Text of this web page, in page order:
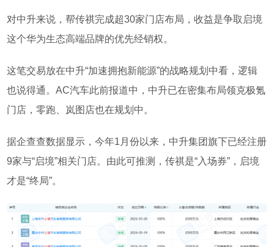
对中升来说，帮传祺完成超30家门店布局，收益是争取启境
这个华为生态高端品牌的优先经销权。
这笔交易放在中升“加速拥抱新能源”的战略规划中看，逻辑
也说得通。AC汽车此前报道中，中升已在密集布局领克极氪
门店，零跑、岚图店也在规划中。
据企查查数据显示，今年1月份以来， 中升集团旗下已经注册
9家与“启境”相关门店。 由此可推测，传祺是“入场券” ，启境
才是“终局”。